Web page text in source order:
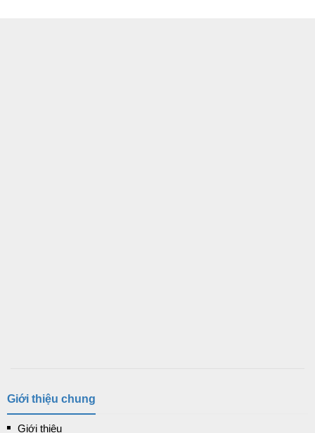
Giới thiệu chung
Giới thiệu